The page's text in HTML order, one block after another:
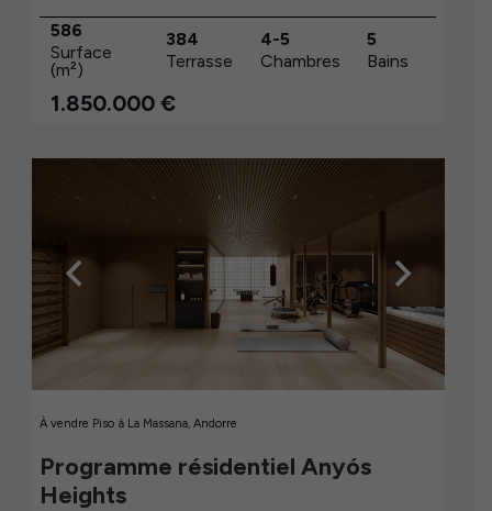
cet actif représente une excellente opportunité tant
pour les investisseurs à la recherche de rentabilité et de
stabilité que pour ceux intéressés par la gestion
patrimoniale à long terme. Tous les appartements sont
actuellement loués.
586
Surface
(m²)
384
Terrasse
4-5
Chambres
5
Bains
1.850.000 €
À vendre Piso à La Massana, Andorre
Programme résidentiel Anyós
Heights